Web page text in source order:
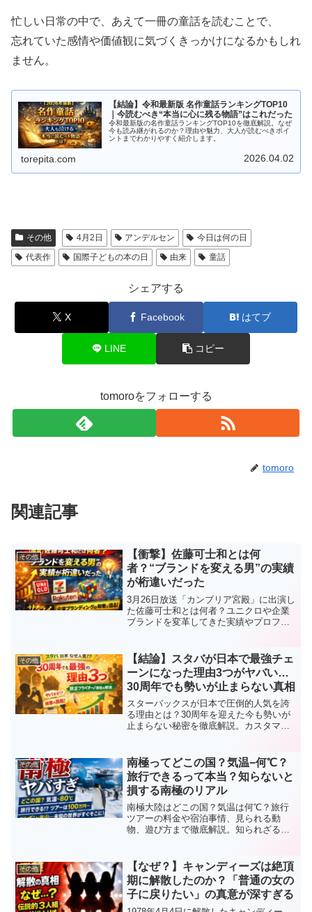
忙しい日常の中で、あえて一冊の童話を読むことで、
忘れていた感情や価値観に気づくきっかけになるかもしれ
ません。
【結論】令和最新版 名作童話ランキングTOP10
｜今読むべき“本当に心に残る物語”はこれだった
令和最新版の名作童話ランキングTOP10を徹底解説。なぜ
今も読み継がれるのか？理由や魅力、大人が読むべきポイ
ントまでわかりやすく紹介します。
torepita.com 2026.04.02
その他 4月2日 アンデルセン
今日は何の日
代表作
国際子どもの本の日 由来 童話
シェアする
X Facebook はてブ
LINE コピー
tomoroをフォローする
tomoro
関連記事
その他
【衝撃】佐藤可士和とは何
者？“ブランドを変える男”の実績
が桁違いだった
3月26日放送「カンブリア宮殿」に出演し
た佐藤可士和とは何者？ユニクロや企業
ブランドを変革してきた実績やプロフィ
その他
【結論】スタバが日本で最強チェ
ーンになった理由3つがヤバい…
30周年でも勢いが止まらない真相
スターバックスが日本で圧倒的人気を誇
る理由とは？30周年を迎えた今も勢いが
止まらない秘密を徹底解説。カスタマイ
その他
南極ってどこの国？気温−何℃？
旅行できるって本当？知らないと
損する南極のリアル
南極大陸はどこの国？気温は何℃？旅行
ツアーの料金や宿泊事情、見られる動
物、遊び方まで徹底解説。知られざる南
その他
【なぜ？】キャンディーズは絶頂
期に解散したのか？「普通の女の
子に戻りたい」の真意が深すぎる